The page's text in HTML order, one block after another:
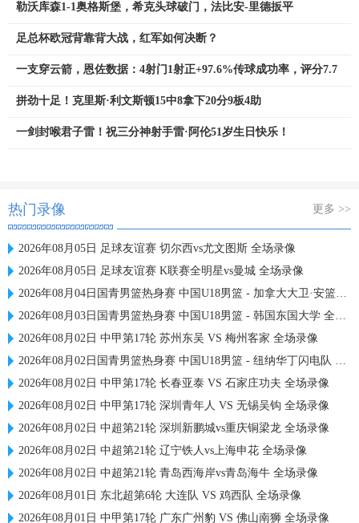
勒沃库森1-1奥格斯堡，希克头球破门，法比安-里德扳平
足总杯欧冠背靠背大战，红军如何决断？
一支穿云箭，恩佐数据：4射门1射正+97.6%传球成功率，评分7.7
拼劲十足！克里斯·利文斯顿15中8拿下20分9板4助
一剑封喉君子雷！祝三分神射手雷·阿伦51岁生日快乐！
热门录像 更多 >>
2026年08月05日 足球友谊赛 切尔西vs尤文图斯 全场录像
2026年08月05日 足球友谊赛 K联赛全明星vs曼城 全场录像
2026年08月04日国青男篮热身赛 中国U18男篮 - 加拿大大卫·安篮球学院 全场录像
2026年08月03日国青男篮热身赛 中国U18男篮 - 韩国东国大学 全场录像
2026年08月02日 中甲第17轮 苏州东吴 VS 梅州客家 全场录像
2026年08月02日国青男篮热身赛 中国U18男篮 - 纽纳华丁闪电队 全场录像
2026年08月02日 中甲第17轮 长春亚泰 VS 石家庄功夫 全场录像
2026年08月02日 中甲第17轮 深圳青年人 VS 无锡吴钩 全场录像
2026年08月02日 中超第21轮 深圳新鹏城vs重庆铜梁龙 全场录像
2026年08月02日 中超第21轮 辽宁铁人vs上海申花 全场录像
2026年08月02日 中超第21轮 青岛西海岸vs青岛海牛 全场录像
2026年08月01日 东北超第6轮 大连队 VS 鸡西队 全场录像
2026年08月01日 中甲第17轮 广东广州豹 VS 佛山南狮 全场录像